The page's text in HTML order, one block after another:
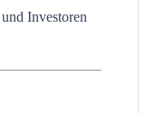
Investoren